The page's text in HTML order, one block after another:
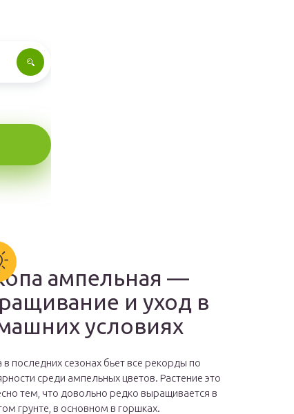
ампельная —
и уход в
условиях
в последних сезонах бьет все рекорды по
среди ампельных цветов. Растение это
тем, что довольно редко выращивается в
грунте, в основном в горшках.